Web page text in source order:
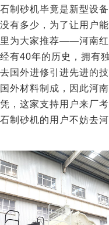
制砂机毕竟是新型设
有多少，为了让用户
为大家推荐——河南红
有40年的历史，拥有
国外进修引进先进的
外材料制成，因此河
，这家支持用户来厂
制砂机的用户不妨去